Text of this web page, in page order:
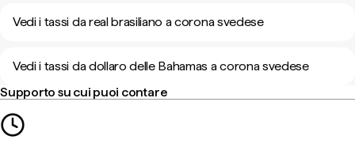
Vedi i tassi da real brasiliano a corona svedese
Vedi i tassi da dollaro delle Bahamas a corona svedese
Supporto su cui puoi contare